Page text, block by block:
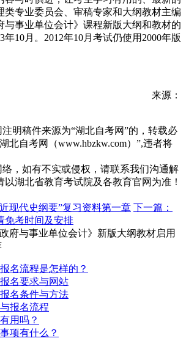
类专业委员会、审稿专家和大纲教材主编
与事业单位会计》课程新版大纲和教材的
年10月。2012年10月考试仍使用2000年版
来源：
明稿件来源为“湖北自考网”的，转载必
北自考网（www.hbzkw.com）”,违者将
，如有不实或侵权，请联系我们沟通解
以湖北省教育考试院及各教育官网为准！
现代史纲要”复习资料第一章 下一篇：
免考时间及安排
府与事业单位会计》新版大纲教材启用
名流程是怎样的？
名要求与网站
名条件与方法
报名流程
用吗？
项有什么？